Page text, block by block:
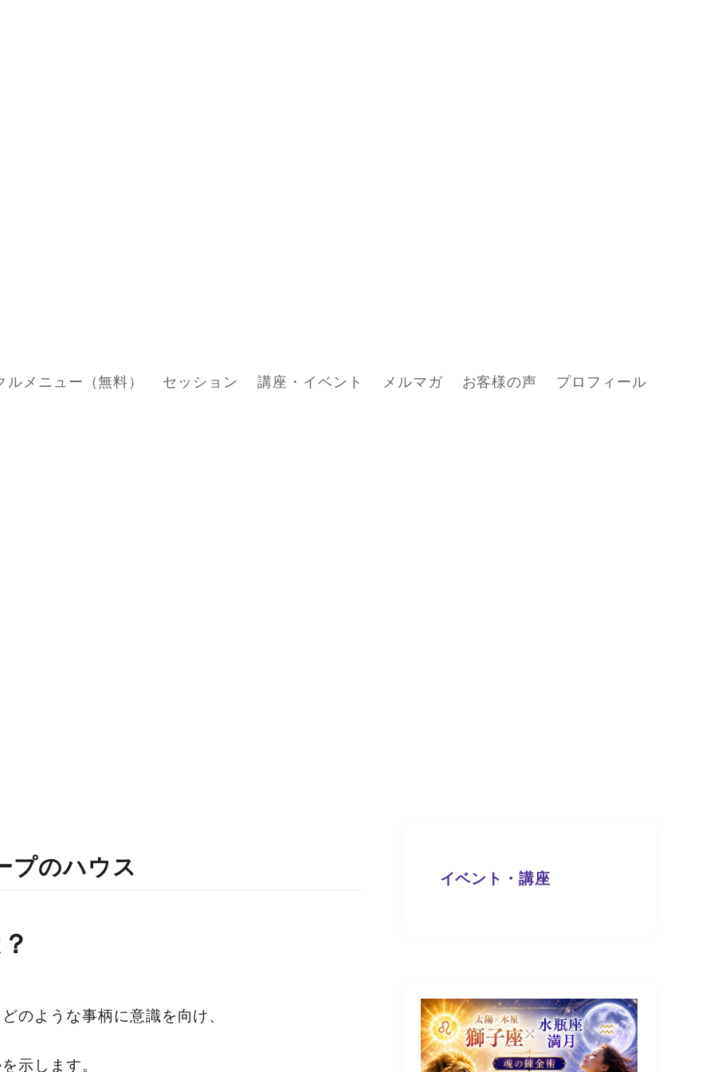
ルメニュー（無料） セッション 講座・イベント メルマガ お客様の声 プロフィール
プのハウス
のような事柄に意識を向け、
示します。
イベント・講座